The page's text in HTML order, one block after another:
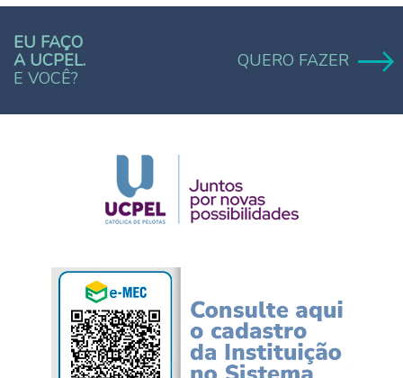
EU FAÇO
A UCPEL.
E VOCÊ?
QUERO FAZER